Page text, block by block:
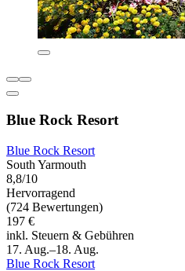
Blue Rock Resort
Blue Rock Resort
South Yarmouth
8,8/10
Hervorragend
(724 Bewertungen)
197 €
inkl. Steuern & Gebühren
17. Aug.–18. Aug.
Blue Rock Resort